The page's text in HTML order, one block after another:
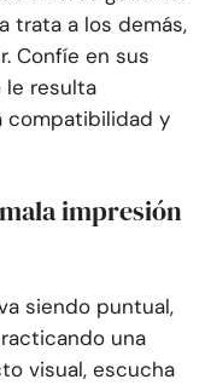
trata a los demás,
Confíe en sus
le resulta
compatibilidad y
impresión
siendo puntual,
una
visual, escucha